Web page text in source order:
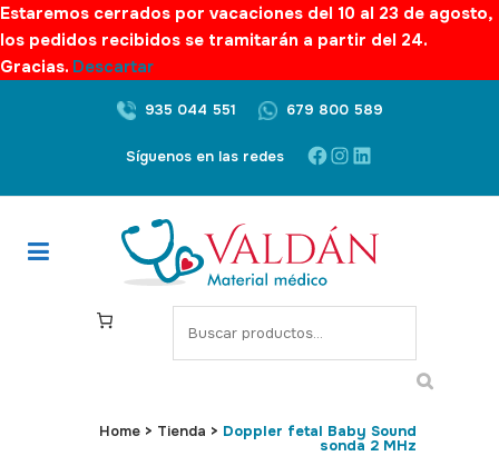
Estaremos cerrados por vacaciones del 10 al 23 de agosto,
los pedidos recibidos se tramitarán a partir del 24.
Gracias. Descartar
935 044 551 679 800 589
Síguenos en las redes Facebook
Instagram
LinkedIn
S
e
c
Home > Tienda > Doppler fetal Baby Sound
sonda 2 MHz